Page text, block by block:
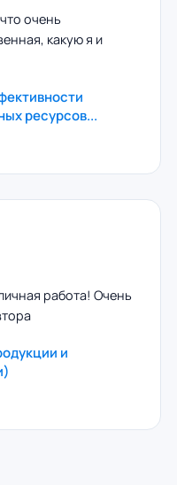
очень
какую я и
ресурсов...
работа! Очень
и